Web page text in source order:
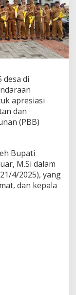
desa di
apresiasi
dan
(PBB)
Bupati
M.Si dalam
4/2025), yang
dan kepala